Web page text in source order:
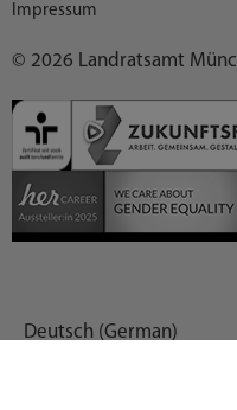
© 2026 Landratsamt
Impressum
Deutsch (German)